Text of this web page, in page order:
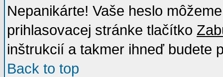
Nepanikárte! Vaše heslo
prihlasovacej stránke tlačítko
inštrukcií a takmer ihneď budete
Back to top